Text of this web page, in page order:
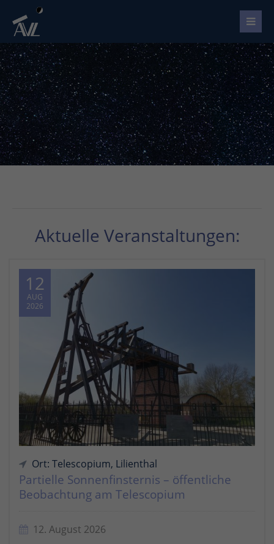
Aktuelle Veranstaltungen:
12
AUG
2026
Ort: Telescopium, Lilienthal
Partielle Sonnenfinsternis – öffentliche
Beobachtung am Telescopium
12. August 2026